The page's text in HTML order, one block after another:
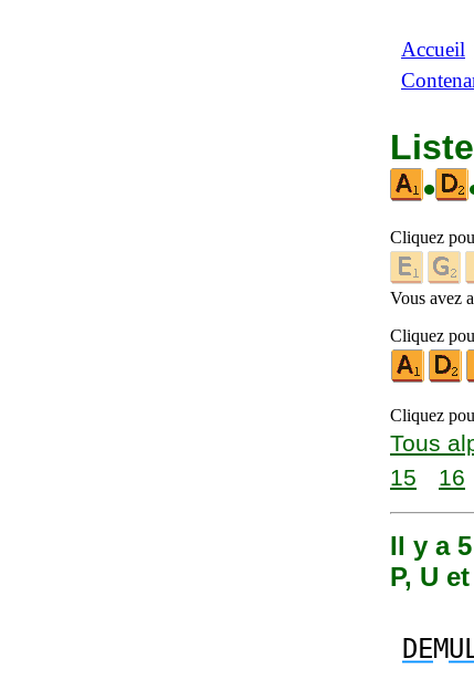
Accueil
•
Cliquez
Vous avez
Cliquez
Cliquez
Tous
15
16
Il y a
P, U
DEM